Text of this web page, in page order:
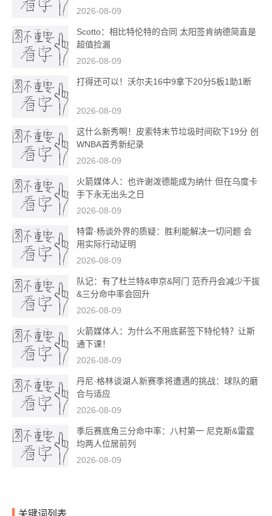
2026-08-09
Scotto：相比特伦特的合同 太阳签肯纳德简直是
超值捡漏
2026-08-09
打得还可以！沃尔夫16中9拿下20分5板1助1断
2026-08-09
这什么新秀啊！皮索特末节垃圾时间砍下19分 创
WNBA首秀新纪录
2026-08-09
火箭媒体人：也许谢泼德能成为纳什 但在乌度卡
手下永无出头之日
2026-08-09
特雷·杨谈外界的质疑：胜利能解决一切问题 会
用实际行动证明
2026-08-09
队记：有了杜兰特&申京&阿门 范乔丹会减少干拔
&三分命中率会回升
2026-08-09
火箭媒体人：为什么不用底薪签下特伦特？让斯
通下课！
2026-08-09
丹尼·格林谈湖人新赛季将遭遇的挑战：球队的磨
合与适应
2026-08-09
季后赛底角三分命中率：八村第一 尼克斯&雷霆
均两人位居前列
2026-08-09
关键词列表